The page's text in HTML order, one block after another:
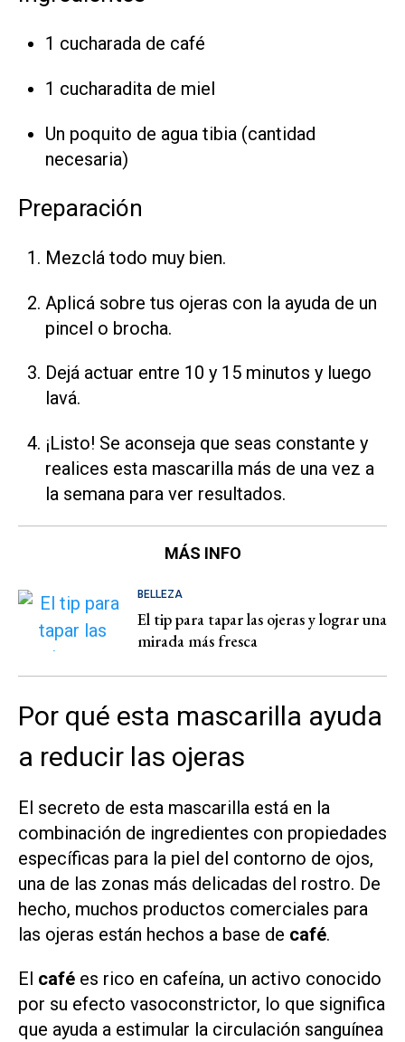
1 cucharada de café
1 cucharadita de miel
Un poquito de agua tibia (cantidad
necesaria)
Preparación
Mezclá todo muy bien.
Aplicá sobre tus ojeras con la ayuda de un
pincel o brocha.
Dejá actuar entre 10 y 15 minutos y luego
lavá.
¡Listo! Se aconseja que seas constante y
realices esta mascarilla más de una vez a
la semana para ver resultados.
MÁS INFO
BELLEZA
El tip para tapar las ojeras y lograr una
mirada más fresca
Por qué esta mascarilla ayuda
a reducir las ojeras
El secreto de esta mascarilla está en la
combinación de ingredientes con propiedades
específicas para la piel del contorno de ojos,
una de las zonas más delicadas del rostro. De
hecho, muchos productos comerciales para
las ojeras están hechos a base de café.
El café es rico en cafeína, un activo conocido
por su efecto vasoconstrictor, lo que significa
que ayuda a estimular la circulación sanguínea